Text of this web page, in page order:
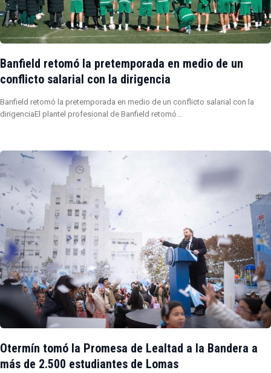
Banfield retomó la pretemporada en medio de un
conflicto salarial con la dirigencia
Banfield retomó la pretemporada en medio de un conflicto salarial con la
dirigenciaEl plantel profesional de Banfield retomó…
Otermín tomó la Promesa de Lealtad a la Bandera a
más de 2.500 estudiantes de Lomas